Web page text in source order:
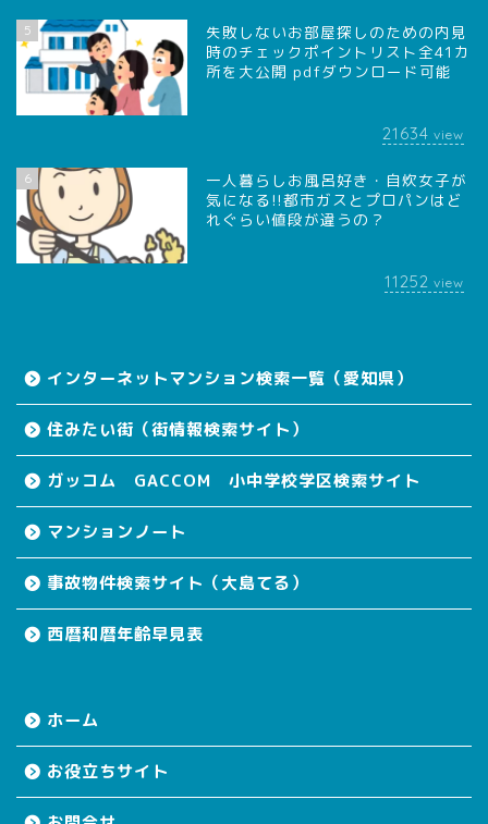
5
失敗しないお部屋探しのための内見
時のチェックポイントリスト全41カ
所を大公開 pdfダウンロード可能
21634 view
6
一人暮らしお風呂好き・自炊女子が
気になる!!都市ガスとプロパンはど
れぐらい値段が違うの？
11252 view
インターネットマンション検索一覧（愛知県）
住みたい街（街情報検索サイト）
ガッコム GACCOM 小中学校学区検索サイト
マンションノート
事故物件検索サイト（大島てる）
西暦和暦年齢早見表
ホーム
お役立ちサイト